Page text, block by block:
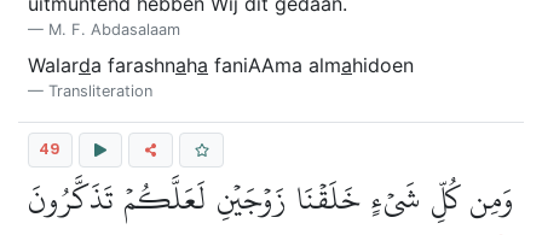
M. F. Abdasalaam
Walarda farashnaha faniAAma almahidoen
Transliteration
49
وَمِن كُلِّ شَيۡءٍ خَلَقۡنَا زَوۡجَيۡنِ لَعَلَّكُمۡ تَذَكَّرُونَ